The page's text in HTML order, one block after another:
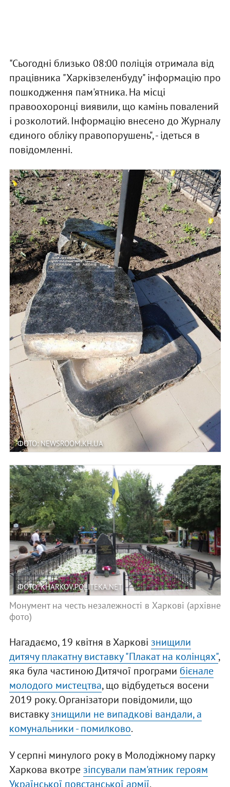
"Сьогодні близько 08:00 поліція отримала від
працівника "Харківзеленбуду" інформацію про
пошкодження пам'ятника. На місці
правоохоронці виявили, що камінь повалений
і розколотий. Інформацію внесено до Журналу
єдиного обліку правопорушень", - ідеться в
повідомленні.
ФОТО: NEWSROOM.KH.UA
ФОТО: KHARKOV.POLITEKA.NET
Монумент на честь незалежності в Харкові (архівне
фото)
Нагадаємо, 19 квітня в Харкові знищили
дитячу плакатну виставку "Плакат на колінцях",
яка була частиною Дитячої програми бієнале
молодого мистецтва, що відбудеться восени
2019 року. Організатори повідомили, що
виставкузнищили не випадкові вандали, а
комунальники - помилково.
У серпні минулого року в Молодіжному парку
Харкова вкотре зіпсували пам'ятник героям
Української повстанської армії.